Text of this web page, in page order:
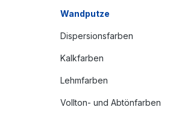
Wandputze
Dispersionsfarben
Kalkfarben
Lehmfarben
Vollton- und Abtönfarben